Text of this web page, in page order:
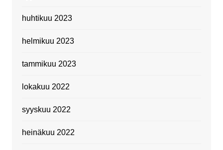
huhtikuu 2023
helmikuu 2023
tammikuu 2023
lokakuu 2022
syyskuu 2022
heinäkuu 2022